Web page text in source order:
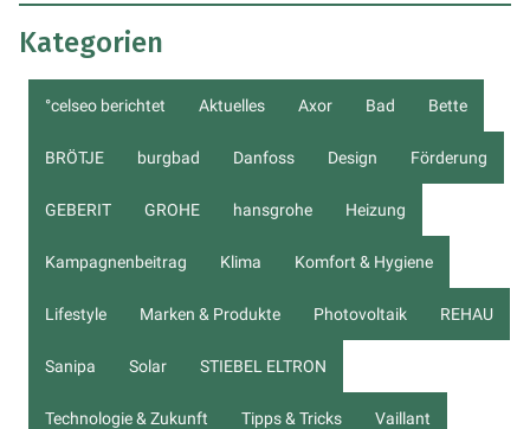
Kategorien
°celseo berichtet Aktuelles Axor Bad Bette
BRÖTJE burgbad Danfoss Design Förderung
GEBERIT GROHE hansgrohe Heizung
Kampagnenbeitrag Klima Komfort & Hygiene
Lifestyle Marken & Produkte Photovoltaik REHAU
Sanipa Solar STIEBEL ELTRON
Technologie & Zukunft Tipps & Tricks Vaillant